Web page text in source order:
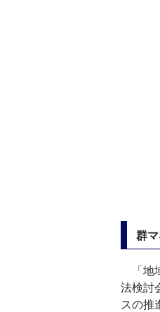
群
「地
法検討
スの推